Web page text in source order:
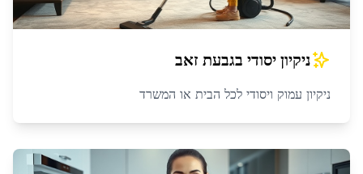
ניקיון יסודי בגבעת זאב
ניקיון עמוק ויסודי לכל הבית או המשרד